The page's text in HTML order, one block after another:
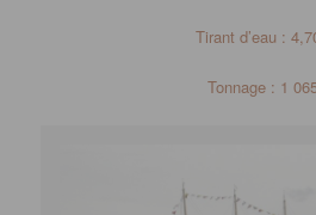
Tirant d’eau :
Tonnage : 1